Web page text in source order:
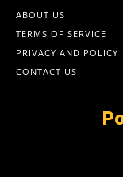
ABOUT US
TERMS OF SERVICE
PRIVACY AND POLICY
CONTACT US